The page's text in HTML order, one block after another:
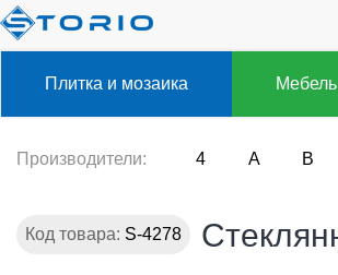
Плитка и мозаика Мебель
Производители: 4 A B
Код товара: S-4278